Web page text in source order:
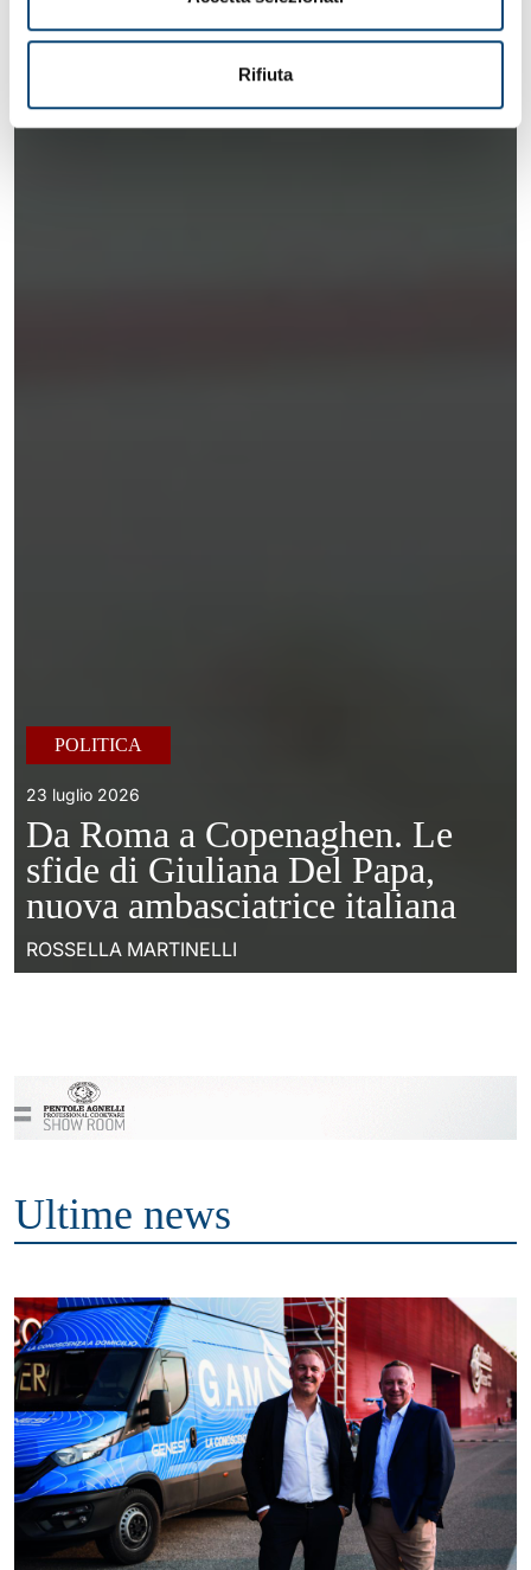
Rifiuta
POLITICA
23 luglio 2026
Da Roma a Copenaghen. Le
sfide di Giuliana Del Papa,
nuova ambasciatrice italiana
ROSSELLA MARTINELLI
Ultime news